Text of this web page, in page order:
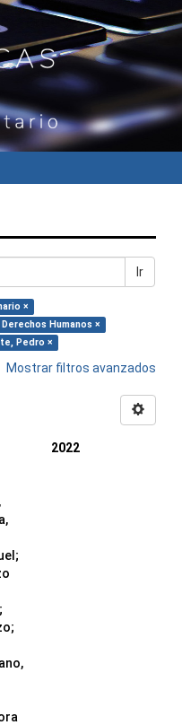
Ir
×
Humanos ×
Pedro ×
Mostrar filtros avanzados
;
;
;
2022